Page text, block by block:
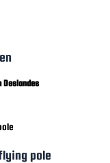
Deslandes
pole